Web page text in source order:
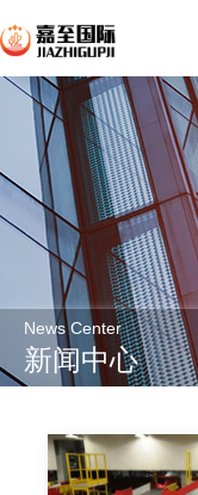
新闻中心
News Center